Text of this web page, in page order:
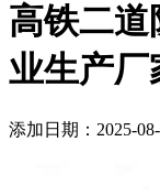
高铁二
业生产厂
添加日期：2025-